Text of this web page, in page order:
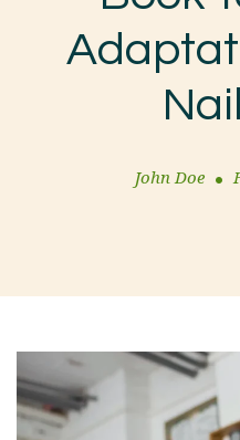
John Doe